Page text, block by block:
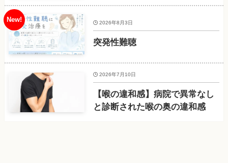
突発性難聴
2026年8月3日
【喉の違和感】病院で異常なし
と診断された喉の奥の違和感
2026年7月10日